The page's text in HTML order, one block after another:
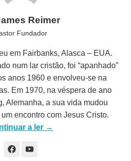
Reimer
Fundador
em Fairbanks, Alasca – EUA.
num lar cristão, foi “apanhado”
anos 1960 e envolveu-se na
Em 1970, na véspera de ano
Alemanha, a sua vida mudou
encontro com Jesus Cristo.
a ler →